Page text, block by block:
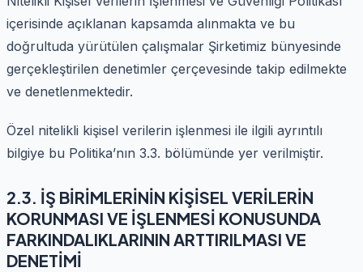
içerisinde açıklanan kapsamda alınmakta ve bu
doğrultuda yürütülen çalışmalar Şirketimiz bünyesinde
gerçekleştirilen denetimler çerçevesinde takip edilmekte
ve denetlenmektedir.
Özel nitelikli kişisel verilerin işlenmesi ile ilgili ayrıntılı
bilgiye bu Politika’nın 3.3. bölümünde yer verilmiştir.
2.3. İŞ BİRİMLERİNİN KİŞİSEL VERİLERİN
KORUNMASI VE İŞLENMESİ KONUSUNDA
FARKINDALIKLARININ ARTTIRILMASI VE
DENETİMİ